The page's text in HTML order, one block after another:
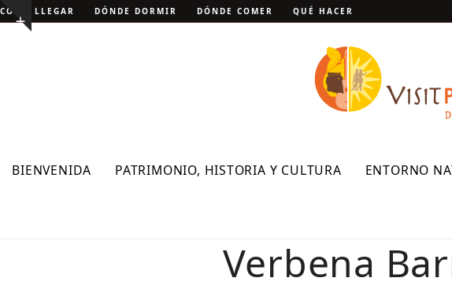
Skip
to Show
CÓMO LLEGAR DÓNDE DORMIR DÓNDE COMER QUÉ HACER
BIENVENIDA PATRIMONIO, HISTORIA Y CULTURA ENTORNO
Verbena